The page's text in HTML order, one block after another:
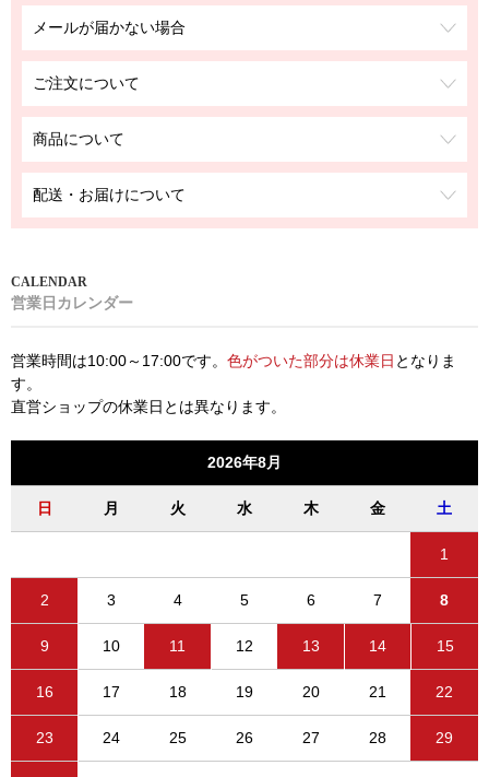
メールが届かない場合
ご注文について
商品について
配送・お届けについて
営業日カレンダー
営業時間は10:00～17:00です。 色がついた部分は休業日 となりま
す。
直営ショップの休業日とは異なります。
2026年8月
日 月 火 水 木 金 土
1
2 3 4 5 6 7 8
9 10 11 12 13 14 15
16 17 18 19 20 21 22
23 24 25 26 27 28 29